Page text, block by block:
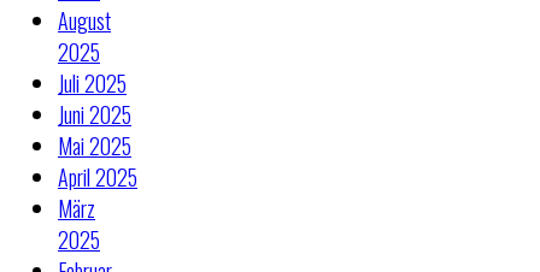
August
2025
Juli 2025
Juni 2025
Mai 2025
April 2025
März
2025